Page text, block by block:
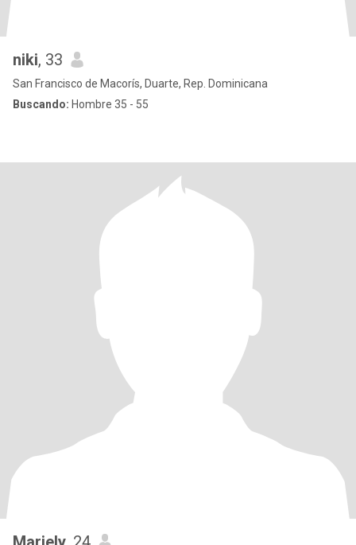
niki, 33
San Francisco de Macorís, Duarte, Rep. Dominicana
Buscando: Hombre 35 - 55